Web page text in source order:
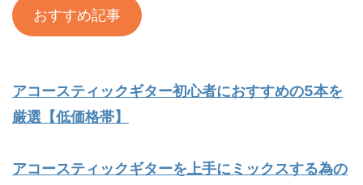
おすすめ記事
アコースティックギター初心者におすすめの5本を
厳選【低価格帯】
アコースティックギターを上手にミックスする為の